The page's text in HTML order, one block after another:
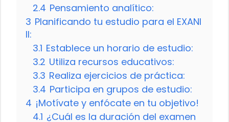
2.4 Pensamiento analítico:
3 Planificando tu estudio para el EXANI
II:
3.1 Establece un horario de estudio:
3.2 Utiliza recursos educativos:
3.3 Realiza ejercicios de práctica:
3.4 Participa en grupos de estudio:
4 ¡Motívate y enfócate en tu objetivo!
4.1 ¿Cuál es la duración del examen